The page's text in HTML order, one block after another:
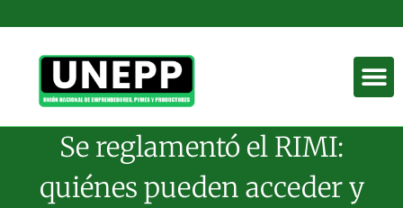
Se reglamentó el RIMI:
quiénes pueden acceder y